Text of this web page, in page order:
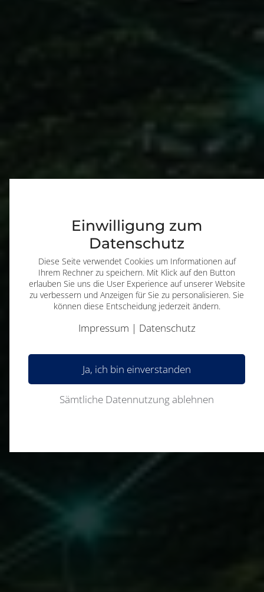
Einwilligung zum
Datenschutz
Diese Seite verwendet Cookies um Informationen auf
Ihrem Rechner zu speichern. Mit Klick auf den Button
erlauben Sie uns die User Experience auf unserer Website
zu verbessern und Anzeigen für Sie zu personalisieren. Sie
können diese Entscheidung jederzeit ändern.
Impressum | Datenschutz
Ja, ich bin einverstanden
Sämtliche Datennutzung ablehnen